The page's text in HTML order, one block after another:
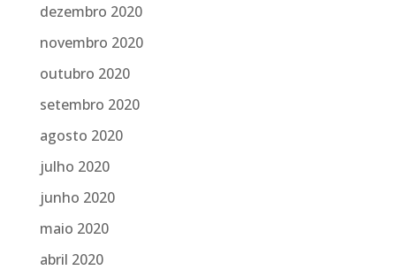
dezembro 2020
novembro 2020
outubro 2020
setembro 2020
agosto 2020
julho 2020
junho 2020
maio 2020
abril 2020